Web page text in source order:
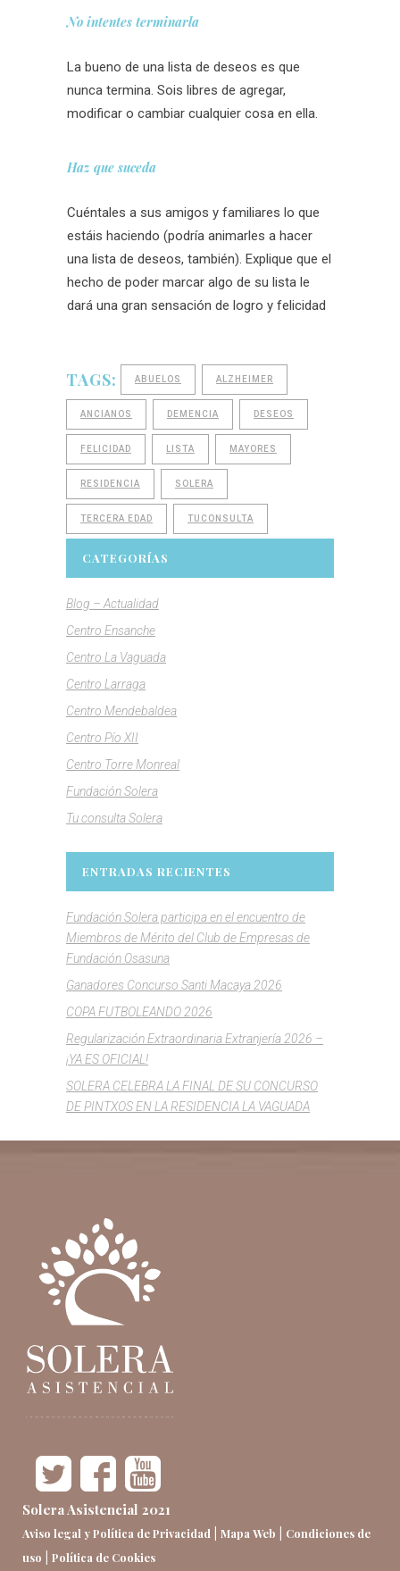
No intentes terminarla
La bueno de una lista de deseos es que
nunca termina. Sois libres de agregar,
modificar o cambiar cualquier cosa en ella.
Haz que suceda
Cuéntales a sus amigos y familiares lo que
estáis haciendo (podría animarles a hacer
una lista de deseos, también). Explique que el
hecho de poder marcar algo de su lista le
dará una gran sensación de logro y felicidad
TAGS: ABUELOS ALZHEIMER
ANCIANOS DEMENCIA DESEOS
FELICIDAD LISTA MAYORES
RESIDENCIA SOLERA
TERCERA EDAD TUCONSULTA
CATEGORÍAS
Blog – Actualidad
Centro Ensanche
Centro La Vaguada
Centro Larraga
Centro Mendebaldea
Centro Pío XII
Centro Torre Monreal
Fundación Solera
Tu consulta Solera
ENTRADAS RECIENTES
Fundación Solera participa en el encuentro de
Miembros de Mérito del Club de Empresas de
Fundación Osasuna
Ganadores Concurso Santi Macaya 2026
COPA FUTBOLEANDO 2026
Regularización Extraordinaria Extranjería 2026 –
¡YA ES OFICIAL!
SOLERA CELEBRA LA FINAL DE SU CONCURSO
DE PINTXOS EN LA RESIDENCIA LA VAGUADA
Solera Asistencial 2021
Aviso legal y Política de Privacidad Mapa Web
Condiciones de
uso
Política de Cookies